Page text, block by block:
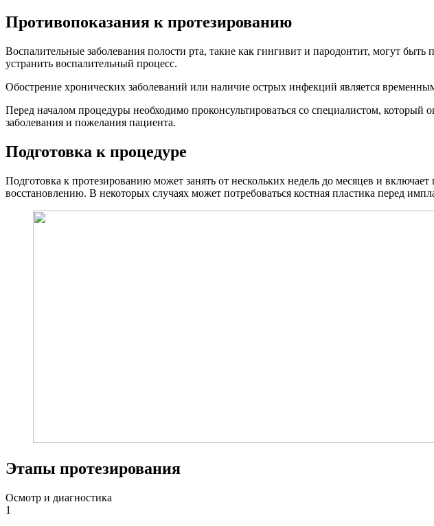
Противопоказания к протезированию
Воспалительные заболевания полости рта, такие как гингивит и пародонтит, могут
устранить воспалительный процесс.
Обострение хронических заболеваний или наличие острых инфекций является
Перед началом процедуры необходимо проконсультироваться со специалистом,
заболевания и пожелания пациента.
Подготовка к процедуре
Подготовка к протезированию может занять от нескольких недель до месяцев и
восстановлению. В некоторых случаях может потребоваться костная пластика перед
Этапы протезирования
Осмотр и диагностика
1